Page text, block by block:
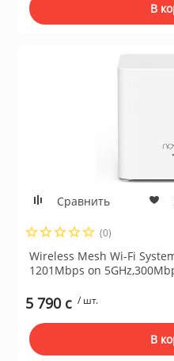
В
Сравнить
(0)
Wireless Mesh Wi-Fi
1201Mbps on
5 790 c / шт.
В